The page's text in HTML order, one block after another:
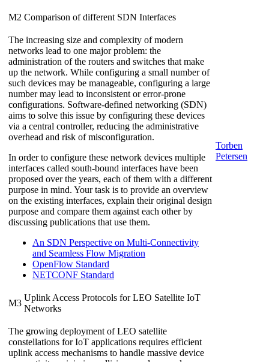
M2 Comparison of different SDN Interfaces
Torben
Petersen
The increasing size and complexity of modern
networks lead to one major problem: the
administration of the routers and switches that make
up the network. While configuring a small number of
such devices may be manageable, configuring a large
number may lead to inconsistent or error-prone
configurations. Software-defined networking (SDN)
aims to solve this issue by configuring these devices
via a central controller, reducing the administrative
overhead and risk of misconfiguration.
In order to configure these network devices multiple
interfaces called south-bound interfaces have been
proposed over the years, each of them with a different
purpose in mind. Your task is to provide an overview
on the existing interfaces, explain their original design
purpose and compare them against each other by
discussing publications that use them.
An SDN Perspective on Multi-Connectivity
and Seamless Flow Migration
OpenFlow Standard
NETCONF Standard
M3
Uplink Access Protocols for LEO Satellite IoT
Networks
The growing deployment of LEO satellite
constellations for IoT applications requires efficient
uplink access mechanisms to handle massive device